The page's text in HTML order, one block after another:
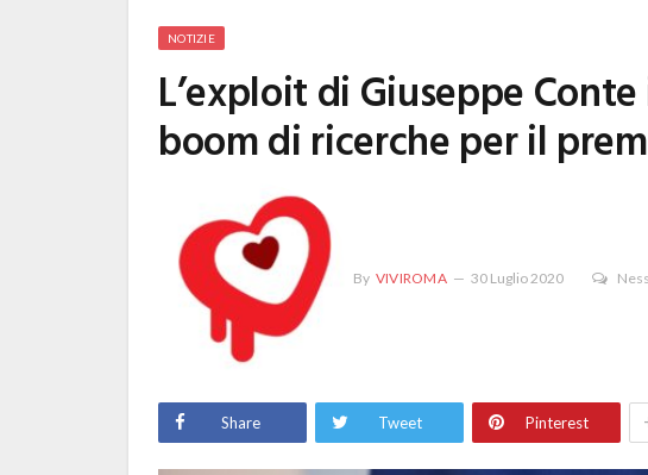
NOTIZIE
L’exploit di Giuseppe
boom di ricerche per il
By VIVIROMA 30 Luglio 2020
Share Tweet Pinterest